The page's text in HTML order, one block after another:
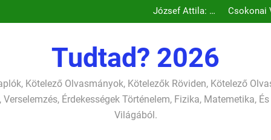
gondolkodó
Mihály: A
József Attila: A
gondolkodó
Csokonai
Mihály: A
József Attila: A
verselemzés
Tudtad? 2026
Kötelező Olvasmányok, Kötelezők Röviden, Kötelező
Verselemzés, Érdekességek Történelem, Fizika, Matemetika,
Világából.